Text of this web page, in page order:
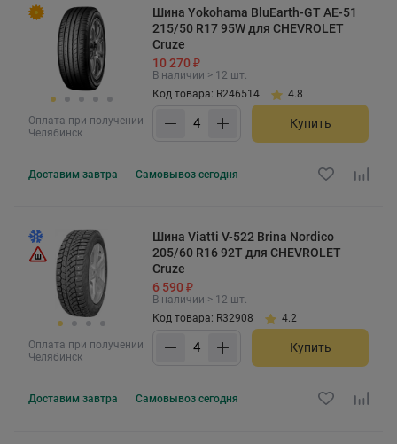
Оплата при получении
Челябинск
Шина Yokohama BluEarth-GT AE-51
215/50 R17 95W для CHEVROLET
Cruze
10 270 ₽
В наличии > 12 шт.
Код товара: R246514
4.8
Купить
Доставим завтра Самовывоз сегодня
Оплата при получении
Челябинск
Шина Viatti V-522 Brina Nordico
205/60 R16 92T для CHEVROLET
Cruze
6 590 ₽
В наличии > 12 шт.
Код товара: R32908
4.2
Купить
Доставим завтра Самовывоз сегодня